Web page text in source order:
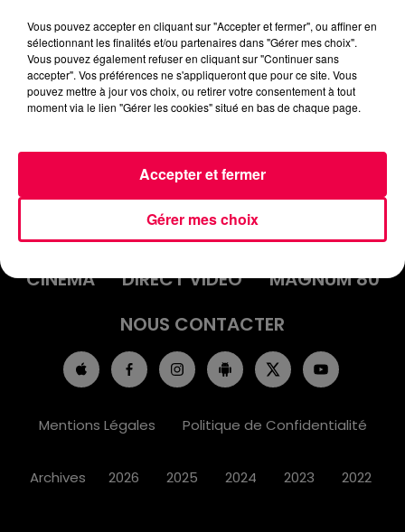
INFOS
AGENDA
JEUX
PODCASTS
CINÉMA
DIRECT VIDÉO
MAGNUM 80
NOUS CONTACTER
Mentions Légales Politique de Confidentialité
Archives 2026 2025 2024 2023 2022
Vous pouvez accepter en cliquant sur "Accepter et fermer", ou affiner en
sélectionnant les finalités et/ou partenaires dans "Gérer mes choix".
Vous pouvez également refuser en cliquant sur "Continuer sans
accepter". Vos préférences ne s'appliqueront que pour ce site. Vous
pouvez mettre à jour vos choix, ou retirer votre consentement à tout
moment via le lien "Gérer les cookies" situé en bas de chaque page.
Gérer mes choix
Accepter et fermer